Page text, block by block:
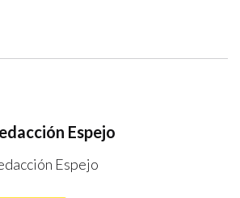
Espejo
Espejo